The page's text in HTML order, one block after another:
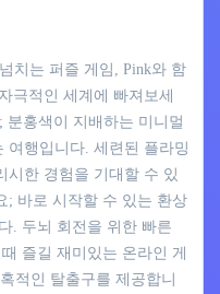
치는 퍼즐 게임, Pink와 함
극적인 세계에 빠져보세
분홍색이 지배하는 미니멀
여행입니다. 세련된 플라밍
시한 경험을 기대할 수 있
; 바로 시작할 수 있는 환상
. 두뇌 회전을 위한 빠른
즐길 재미있는 온라인 게
적인 탈출구를 제공합니